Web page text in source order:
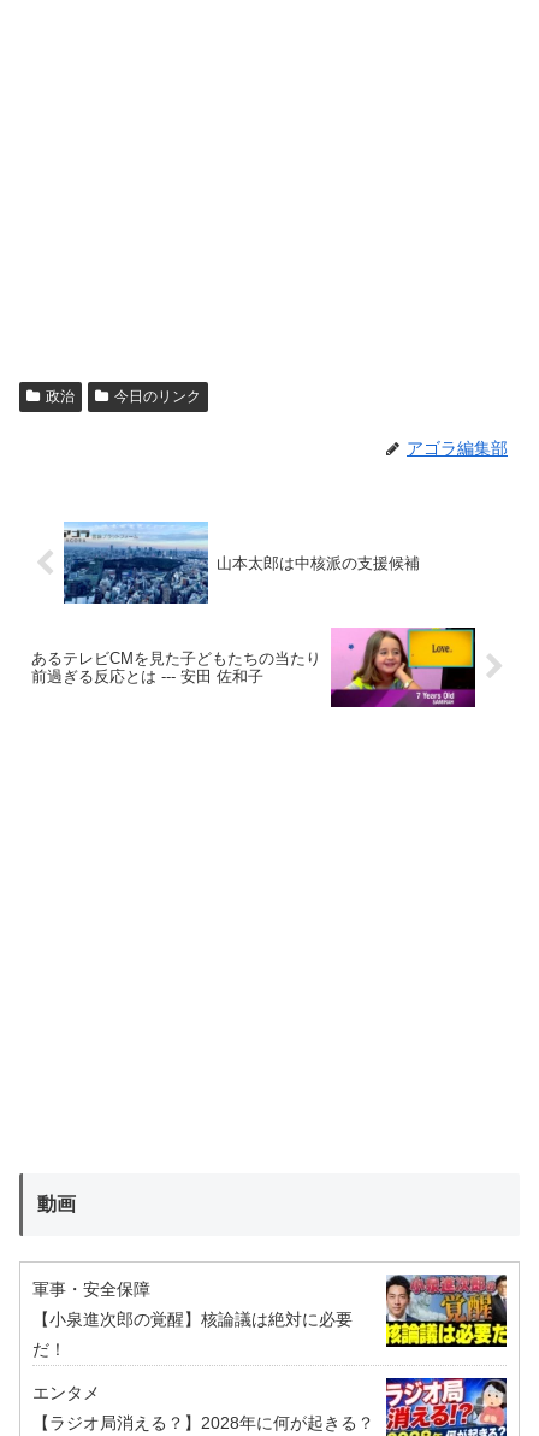
政治 今日のリンク
アゴラ編集部
山本太郎は中核派の支援候補
あるテレビCMを見た子どもたちの当たり
前過ぎる反応とは --- 安田 佐和子
動画
軍事・安全保障
【小泉進次郎の覚醒】核論議は絶対に必要
だ！
エンタメ
【ラジオ局消える？】2028年に何が起きる？